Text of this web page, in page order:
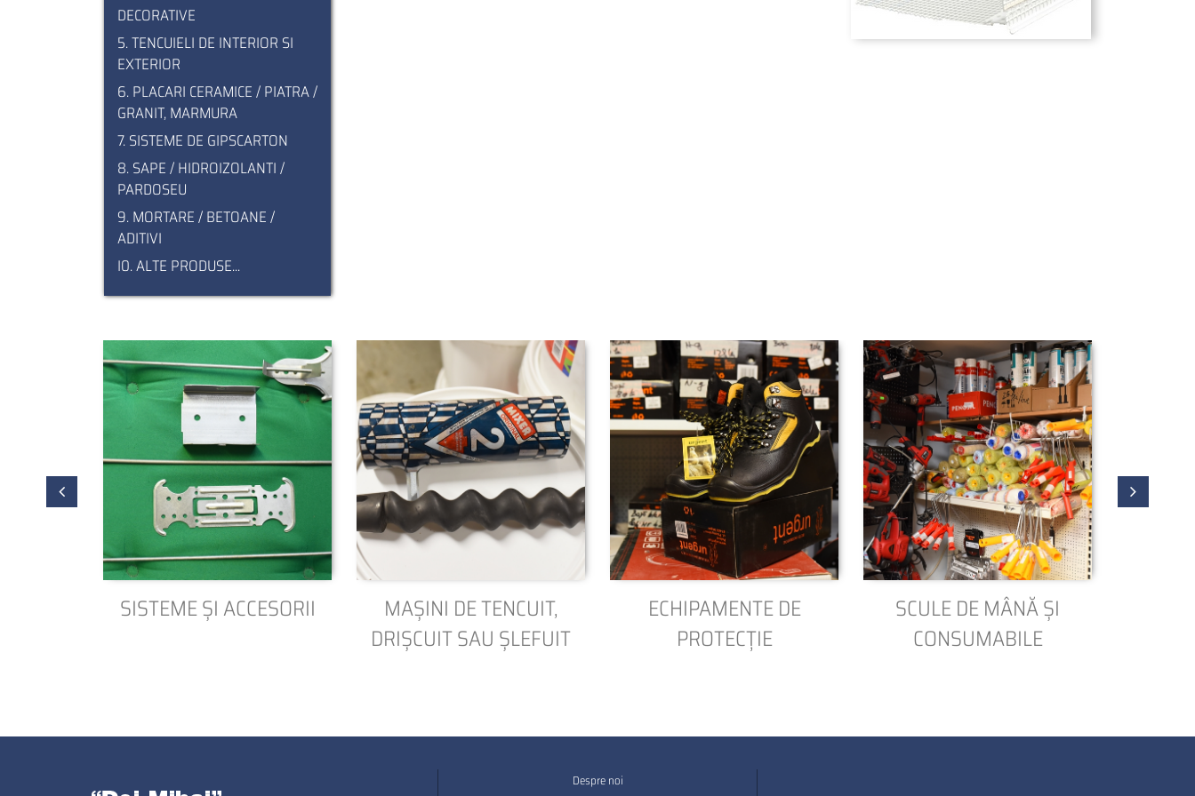
DECORATIVE
5. TENCUIELI DE INTERIOR SI
EXTERIOR
6. PLACARI CERAMICE / PIATRA /
GRANIT, MARMURA
7. SISTEME DE GIPSCARTON
8. SAPE / HIDROIZOLANTI /
PARDOSEU
9. MORTARE / BETOANE /
ADITIVI
I0. ALTE PRODUSE...
SISTEME ȘI ACCESORII
MAȘINI DE TENCUIT,
DRIȘCUIT SAU ȘLEFUIT
ECHIPAMENTE DE
PROTECȚIE
SCULE DE MÂNĂ ȘI
CONSUMABILE
Despre noi